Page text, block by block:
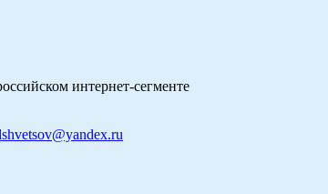
интернет-сегменте